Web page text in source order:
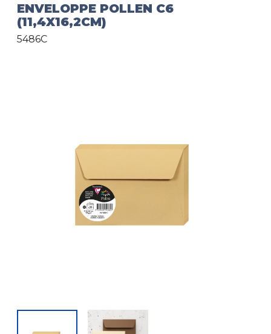
Pencil cases & Leather goods
ENVELOPPE POLLEN C6
(11,4X16,2CM)
5486C